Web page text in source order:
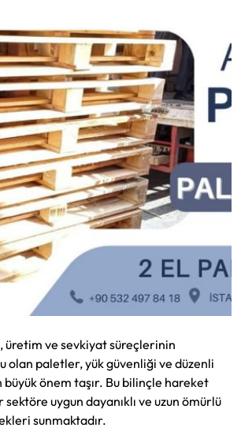
üretim ve sevkiyat süreçlerinin
olan paletler, yük güvenliği ve düzenli
büyük önem taşır. Bu bilinçle hareket
uygun dayanıklı ve uzun ömürlü
sunmaktadır.